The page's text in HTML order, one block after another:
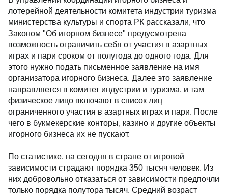
лотерейной деятельности комитета индустрии туризма
министерства культуры и спорта РК рассказали, что
Законом "Об игорном бизнесе" предусмотрена
возможность ограничить себя от участия в азартных
играх и пари сроком от полугода до одного года. Для
этого нужно подать письменное заявление на имя
организатора игорного бизнеса. Далее это заявление
направляется в комитет индустрии и туризма, и там
физическое лицо включают в список лиц
ограниченного участия в азартных играх и пари. После
чего в букмекерские конторы, казино и другие объекты
игорного бизнеса их не пускают.
По статистике, на сегодня в стране от игровой
зависимости страдают порядка 350 тысяч человек. Из
них добровольно отказаться от зависимости предпочли
только порядка полутора тысяч. Средний возраст